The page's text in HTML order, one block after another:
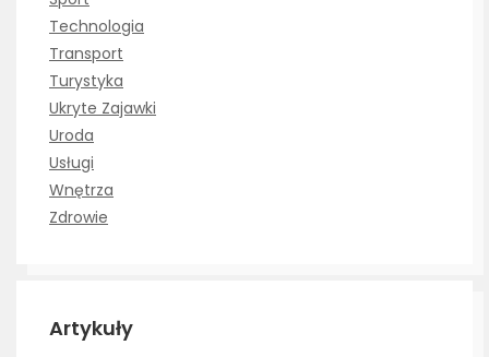
Technologia
Transport
Turystyka
Ukryte Zajawki
Uroda
Usługi
Wnętrza
Zdrowie
Artykuły